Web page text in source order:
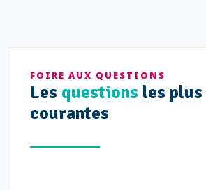
FOIRE AUX QUESTIONS
Les questions les plus
courantes